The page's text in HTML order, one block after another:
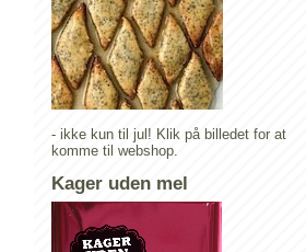
- ikke kun til jul! Klik på billedet for at
komme til webshop.
Kager uden mel